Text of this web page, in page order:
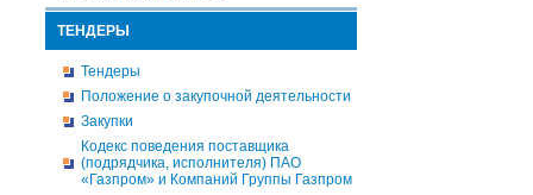
ТЕНДЕРЫ
Тендеры
Положение о закупочной деятельности
Закупки
Кодекс поведения поставщика
(подрядчика, исполнителя) ПАО
«Газпром» и Компаний Группы Газпром